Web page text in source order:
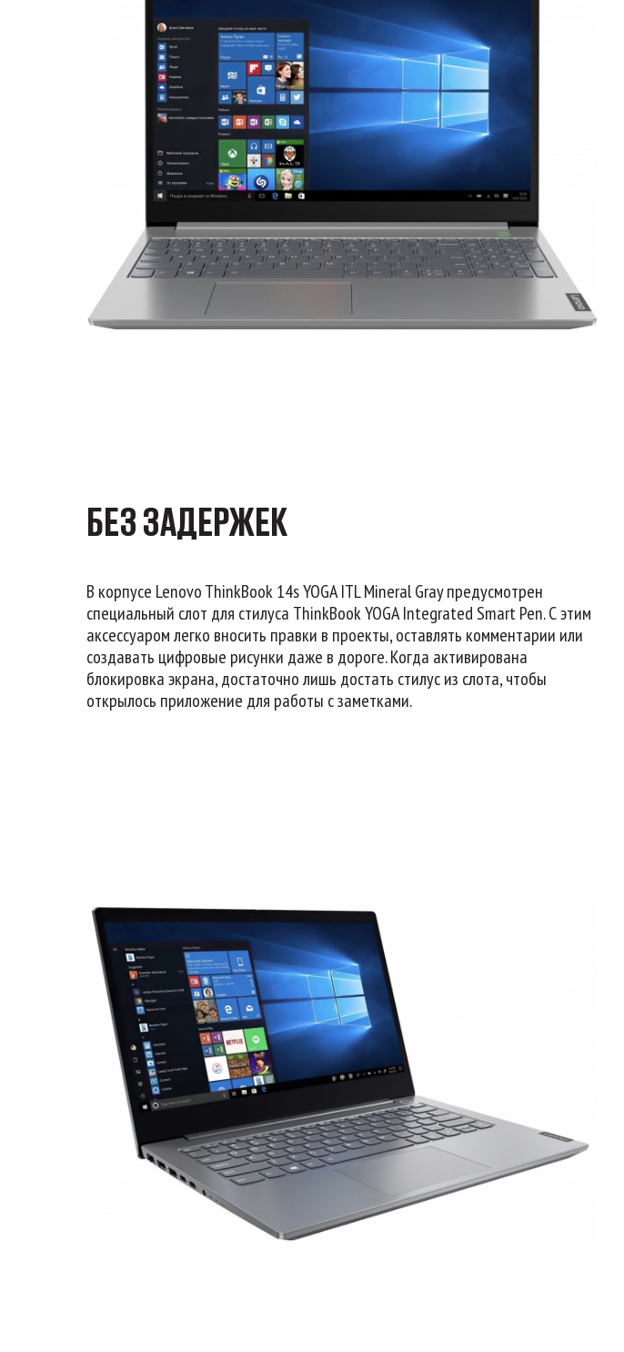
БЕЗ ЗАДЕРЖЕК
В корпусе Lenovo ThinkBook 14s YOGA ITL Mineral Gray предусмотрен
специальный слот для стилуса ThinkBook YOGA Integrated Smart Pen. С этим
аксессуаром легко вносить правки в проекты, оставлять комментарии или
создавать цифровые рисунки даже в дороге. Когда активирована
блокировка экрана, достаточно лишь достать стилус из слота, чтобы
открылось приложение для работы с заметками.